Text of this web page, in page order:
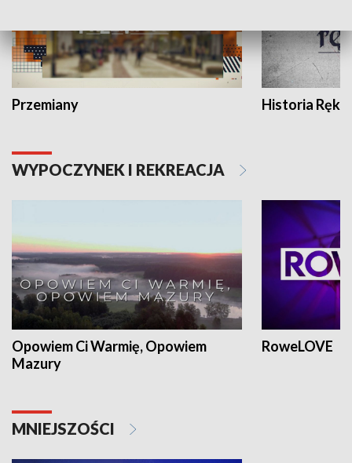
Przemiany Historia Ręką
WYPOCZYNEK I REKREACJA
Opowiem Ci Warmię, Opowiem
Mazury
RoweLOVE
MNIEJSZOŚCI